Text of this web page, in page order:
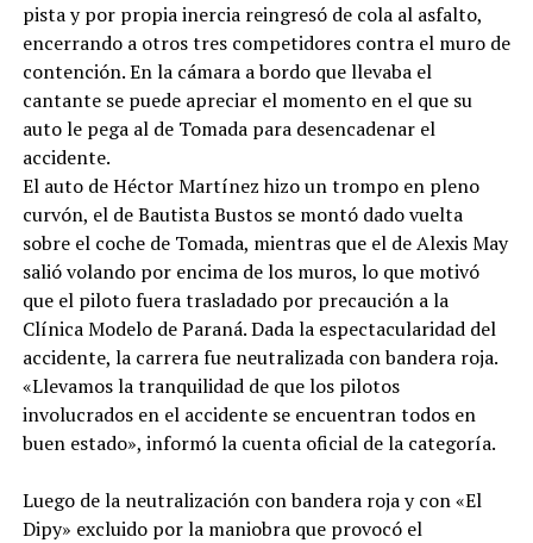
pista y por propia inercia reingresó de cola al asfalto,
encerrando a otros tres competidores contra el muro de
contención. En la cámara a bordo que llevaba el
cantante se puede apreciar el momento en el que su
auto le pega al de Tomada para desencadenar el
accidente.
El auto de Héctor Martínez hizo un trompo en pleno
curvón, el de Bautista Bustos se montó dado vuelta
sobre el coche de Tomada, mientras que el de Alexis May
salió volando por encima de los muros, lo que motivó
que el piloto fuera trasladado por precaución a la
Clínica Modelo de Paraná. Dada la espectacularidad del
accidente, la carrera fue neutralizada con bandera roja.
«Llevamos la tranquilidad de que los pilotos
involucrados en el accidente se encuentran todos en
buen estado», informó la cuenta oficial de la categoría.
Luego de la neutralización con bandera roja y con «El
Dipy» excluido por la maniobra que provocó el